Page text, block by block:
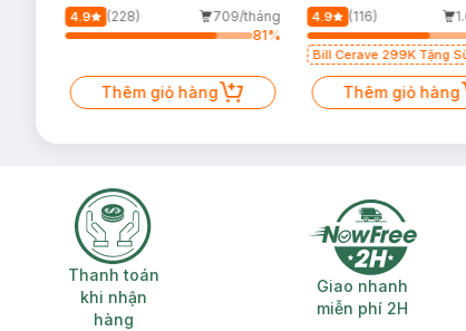
500ml
4.9 (228)
709/tháng
81%
Thêm giỏ hàng
Dầu 473ml
4.9 (116)
Bill Cerave 299K Tặng
Mặt Cerave 30ml (SL có
Thêm giỏ hàng
Thanh toán khi nhận hàng
Thanh toán
khi nhận
hàng
Giao nhanh
Giao nhanh
miễn phí 2H